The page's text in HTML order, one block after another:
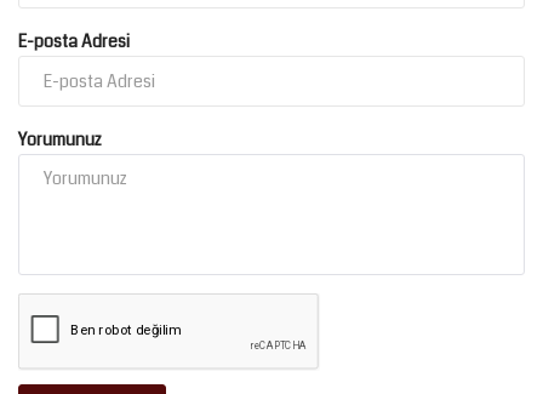
E-posta Adresi
Yorumunuz